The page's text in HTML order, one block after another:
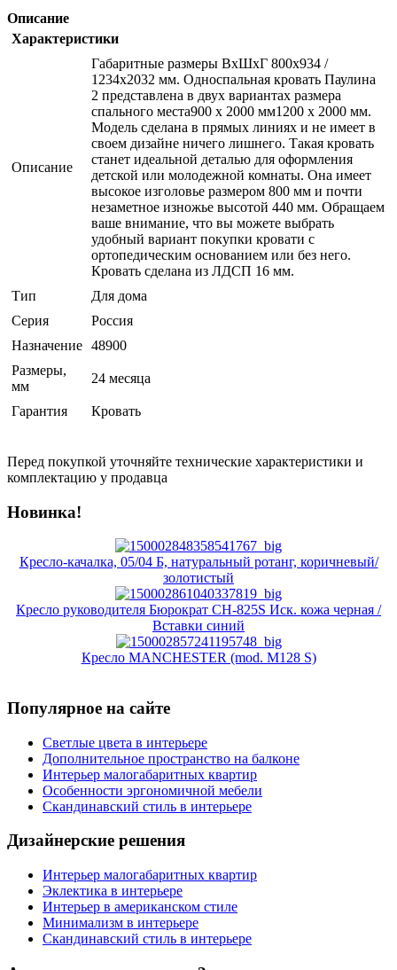
Описание
Характеристики
Описание
Габаритные размеры ВхШхГ 800x934 /
1234x2032 мм. Односпальная кровать Паулина
2 представлена в двух вариантах размера
спального места900 х 2000 мм1200 х 2000 мм.
Модель сделана в прямых линиях и не имеет в
своем дизайне ничего лишнего. Такая кровать
станет идеальной деталью для оформления
детской или молодежной комнаты. Она имеет
высокое изголовье размером 800 мм и почти
незаметное изножье высотой 440 мм. Обращаем
ваше внимание, что вы можете выбрать
удобный вариант покупки кровати с
ортопедическим основанием или без него.
Кровать сделана из ЛДСП 16 мм.
Тип
Для дома
Серия
Россия
Назначение 48900
Размеры,
мм
24 месяца
Гарантия Кровать
Перед покупкой уточняйте технические характеристики и
комплектацию у продавца
Новинка!
Кресло-качалка, 05/04 Б, натуральный ротанг, коричневый/
золотистый
Кресло руководителя Бюрократ CH-825S Иск. кожа черная /
Вставки синий
Кресло MANCHESTER (mod. M128 S)
Популярное на сайте
Светлые цвета в интерьере
Дополнительное пространство на балконе
Интерьер малогабаритных квартир
Особенности эргономичной мебели
Скандинавский стиль в интерьере
Дизайнерские решения
Интерьер малогабаритных квартир
Эклектика в интерьере
Интерьер в американском стиле
Минимализм в интерьере
Скандинавский стиль в интерьере